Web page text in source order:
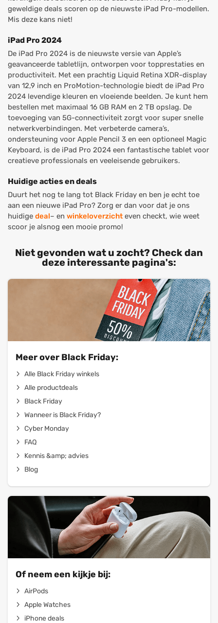
geweldige deals scoren op de nieuwste iPad Pro-modellen.
Mis deze kans niet!
iPad Pro 2024
De iPad Pro 2024 is de nieuwste versie van Apple’s
geavanceerde tabletlijn, ontworpen voor topprestaties en
productiviteit. Met een prachtig Liquid Retina XDR-display
van 12,9 inch en ProMotion-technologie biedt de iPad Pro
2024 levendige kleuren en vloeiende beelden. Je kunt hem
bestellen met maximaal 16 GB RAM en 2 TB opslag. De
toevoeging van 5G-connectiviteit zorgt voor super snelle
netwerkverbindingen. Met verbeterde camera’s,
ondersteuning voor Apple Pencil 3 en een optioneel Magic
Keyboard, is de iPad Pro 2024 een fantastische tablet voor
creatieve professionals en veeleisende gebruikers.
Huidige acties en deals
Duurt het nog te lang tot Black Friday en ben je echt toe
aan een nieuwe iPad Pro? Zorg er dan voor dat je ons
huidige deal– en winkeloverzicht even checkt, wie weet
scoor je alsnog een mooie promo!
Niet gevonden wat u zocht? Check dan
deze interessante pagina's:
Meer over Black Friday:
Alle Black Friday winkels
Alle productdeals
Black Friday
Wanneer is Black Friday?
Cyber Monday
FAQ
Kennis &amp; advies
Blog
Of neem een kijkje bij:
AirPods
Apple Watches
iPhone deals